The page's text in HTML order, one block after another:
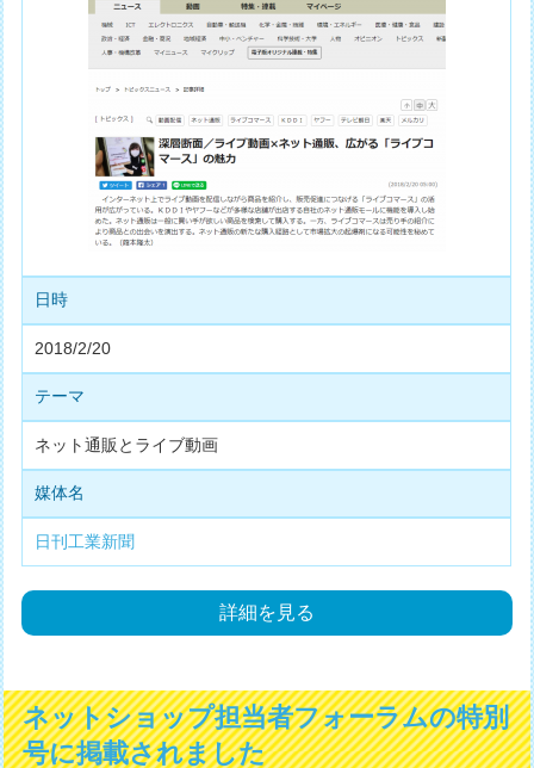
日時
2018/2/20
テーマ
ネット通販とライブ動画
媒体名
日刊工業新聞
詳細を見る
ネットショップ担当者フォーラムの特別
号に掲載されました